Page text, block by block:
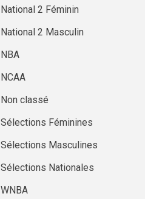
National 2 Féminin
National 2 Masculin
NBA
NCAA
Non classé
Sélections Féminines
Sélections Masculines
Sélections Nationales
WNBA